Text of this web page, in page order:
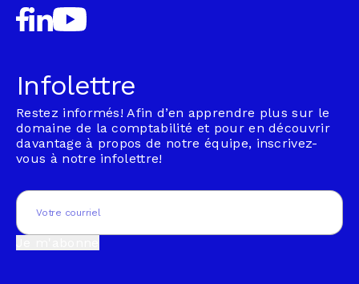
Infolettre
Restez informés! Afin d’en apprendre plus sur le
domaine de la comptabilité et pour en découvrir
davantage à propos de notre équipe, inscrivez-
vous à notre infolettre!
Email